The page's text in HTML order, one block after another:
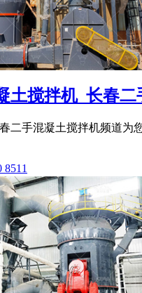
土搅拌机_长春
二手混凝土搅拌机频道为
8511